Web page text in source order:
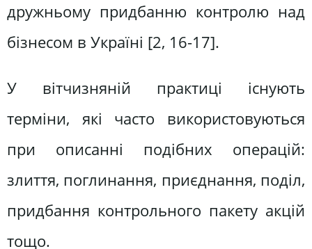
дружньому придбанню контролю над
бізнесом в Україні [2, 16-17].
У вітчизняній практиці існують
терміни, які часто використовуються
при описанні подібних операцій:
злиття, поглинання, приєднання, поділ,
придбання контрольного пакету акцій
тощо.